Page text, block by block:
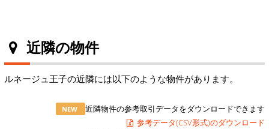
近隣の物件
ルネージュ王子の近隣には以下のような物件があります。
NEW
近隣物件の参考取引データをダウンロードできます
参考データ(CSV形式)のダウンロード